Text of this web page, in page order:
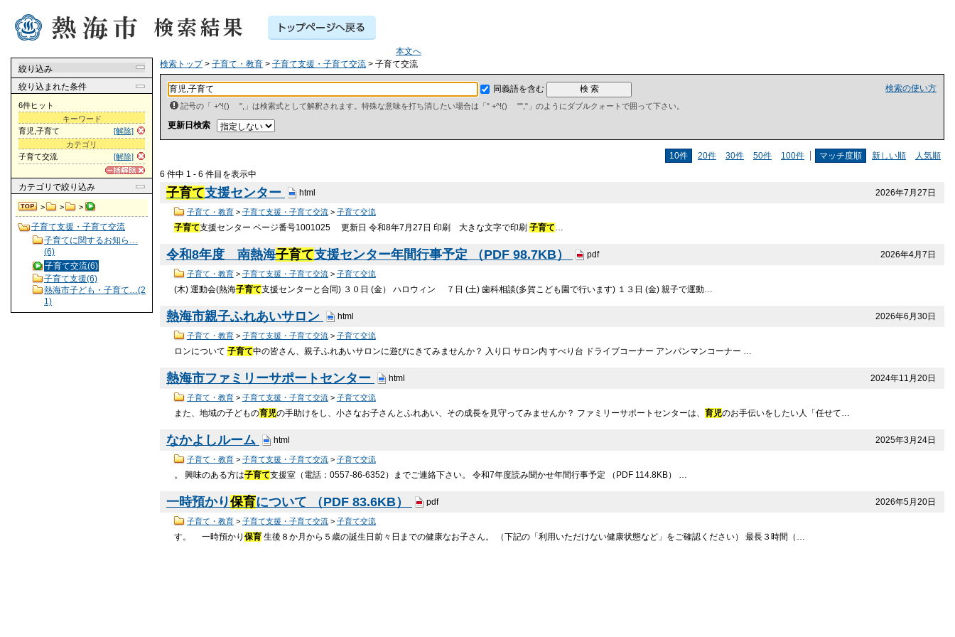
本文へ
絞り込み
絞り込まれた条件
6件ヒット
キーワード
[解除]
育児,子育て
カテゴリ
[解除]
子育て交流
カテゴリ で絞り込み
> > >
子育て支援・子育て交流
子育てに関するお知ら…
(6)
子育て交流(6)
子育て支援(6)
熱海市子ども・子育て…(2
1)
検索トップ> 子育て・教育 > 子育て支援・子育て交流 > 子育て交流
検索の使い方
同義語を含む
記号の「 +^!() ",」は検索式として解釈されます。特殊な意味を打ち消したい場合は「" +^!() "","」のようにダブルクォートで囲って下さい。
更新日検索
10件 20件 30件 50件 100件 マッチ度順 新しい順
人気順
6 件中 1 - 6 件目を表示中
2026年7月27日
子育て支援センター html
子育て・教育> 子育て支援・子育て交流> 子育て交流
子育て支援センター ページ番号1001025 更新日 令和8年7月27日 印刷 大きな文字で印刷子育て…
2026年4月7日
令和8年度 南熱海子育て支援センター年間行事予定 （PDF 98.7KB） pdf
子育て・教育> 子育て支援・子育て交流> 子育て交流
(木) 運動会(熱海子育て支援センターと合同) ３０日 (金） ハロウィン ７日 (土) 歯科相談(多賀こども園で行います) １３日 (金) 親子で運動…
2026年6月30日
熱海市親子ふれあいサロン html
子育て・教育> 子育て支援・子育て交流> 子育て交流
ロンについて子育て中の皆さん、親子ふれあいサロンに遊びにきてみませんか？ 入り口 サロン内 すべり台 ドライブコーナー アンパンマンコーナー …
2024年11月20日
熱海市ファミリーサポートセンター html
子育て・教育> 子育て支援・子育て交流> 子育て交流
また、地域の子どもの育児の手助けをし、小さなお子さんとふれあい、その成長を見守ってみませんか？ ファミリーサポートセンターは、育児のお手伝いをしたい人「任せて…
2025年3月24日
なかよしルーム html
子育て・教育> 子育て支援・子育て交流> 子育て交流
。 興味のある方は子育て支援室（電話：0557-86-6352）までご連絡下さい。 令和7年度読み聞かせ年間行事予定 （PDF 114.8KB） …
2026年5月20日
一時預かり保育について （PDF 83.6KB） pdf
子育て・教育> 子育て支援・子育て交流> 子育て交流
す。 一時預かり保育 生後８か月から５歳の誕生日前々日までの健康なお子さん。 （下記の「利用いただけない健康状態など」をご確認ください） 最長３時間（…